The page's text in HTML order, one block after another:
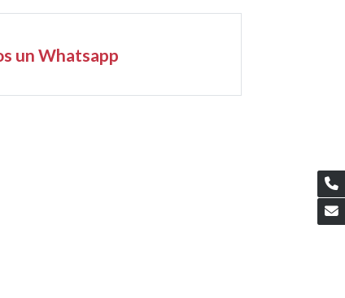
un Whatsapp